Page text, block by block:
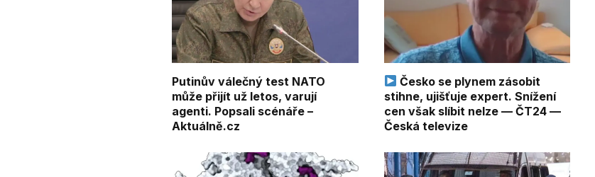
Putinův válečný test NATO
může přijít už letos, varují
agenti. Popsali scénáře –
Aktuálně.cz
Česko se plynem zásobit
stihne, ujišťuje expert. Snížení
cen však slíbit nelze — ČT24 —
Česká televize